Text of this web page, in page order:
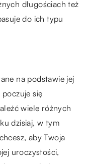
długościach też
do ich typu
na podstawie jej
się
wiele różnych
dzisiaj, w tym
aby Twoja
uroczystości,